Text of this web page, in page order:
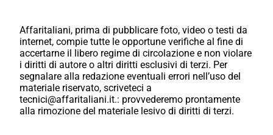
Affaritaliani, prima di pubblicare foto, video o testi da
internet, compie tutte le opportune verifiche al fine di
accertarne il libero regime di circolazione e non violare
i diritti di autore o altri diritti esclusivi di terzi. Per
segnalare alla redazione eventuali errori nell’uso del
materiale riservato, scriveteci a
tecnici@affaritaliani.it.: provvederemo prontamente
alla rimozione del materiale lesivo di diritti di terzi.